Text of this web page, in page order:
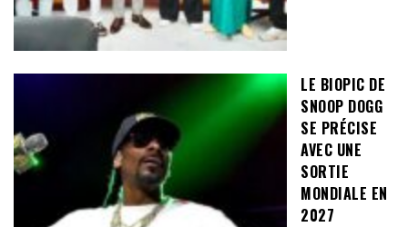
LE BIOPIC DE
SNOOP DOGG
SE PRÉCISE
AVEC UNE
SORTIE
MONDIALE EN
2027